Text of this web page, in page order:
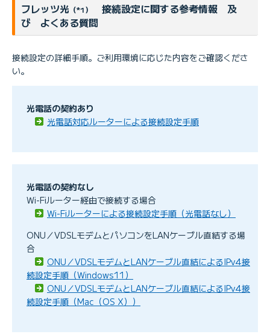
フレッツ光 （*1）
接続設定に関する参考情報 及
び よくある質問
接続設定の詳細手順。ご利用環境に応じた内容をご確認くださ
い。
光電話の契約あり
光電話対応ルーターによる接続設定手順
光電話の契約なし
Wi-Fiルーター経由で接続する場合
Wi-Fiルーターによる接続設定手順（光電話なし）
ONU／VDSLモデムとパソコンをLANケーブル直結する場
合
ONU／VDSLモデムとLANケーブル直結によるIPv4接
続設定手順（Windows11）
ONU／VDSLモデムとLANケーブル直結によるIPv4接
続設定手順（Mac（OS X））